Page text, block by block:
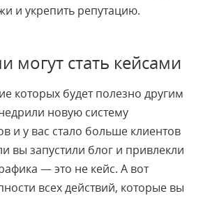
и укрепить репутацию.
могут стать кейсами
которых будет полезно другим
новую систему
и у вас стало больше клиентов
вы запустили блог и привлекли
— это не кейс. А вот
всех действий, которые вы